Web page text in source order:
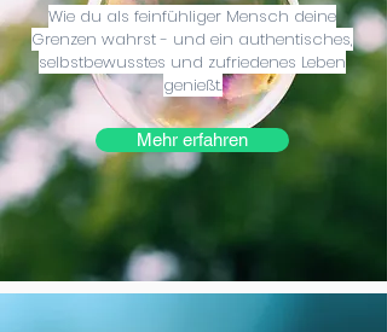
Wie du als feinfühliger Mensch deine
Grenzen wahrst - und ein authentisches,
selbstbewusstes und zufriedenes Leben
genießt.
Mehr erfahren